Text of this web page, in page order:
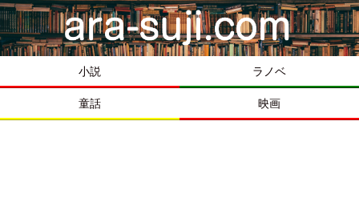
小説 ラノベ
童話 映画